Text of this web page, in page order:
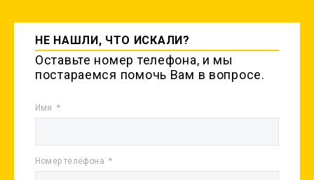
НЕ НАШЛИ, ЧТО ИСКАЛИ?
Оставьте номер телефона, и мы
постараемся помочь Вам в вопросе.
Имя
Номер телефона